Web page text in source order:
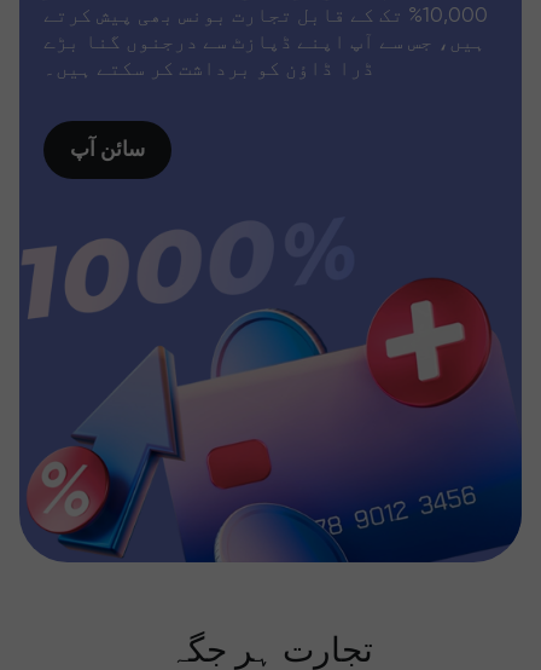
10,000% تک کے قابل تجارت بونس بھی پیش کرتے
ہیں، جس سے آپ اپنے ڈپازٹ سے درجنوں گنا بڑے
ڈرا ڈاؤن کو برداشت کر سکتے ہیں۔
سائن آپ
تجارت ہر جگہ